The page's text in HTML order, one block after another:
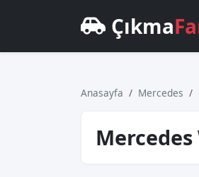
Çıkma
Anasayfa Mercedes
Mercedes